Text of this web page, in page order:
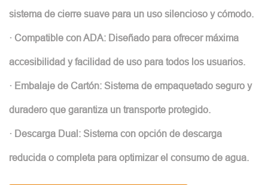
sistema de cierre suave para un uso silencioso y cómodo.
· Compatible con ADA: Diseñado para ofrecer máxima
accesibilidad y facilidad de uso para todos los usuarios.
· Embalaje de Cartón: Sistema de empaquetado seguro y
duradero que garantiza un transporte protegido.
· Descarga Dual: Sistema con opción de descarga
reducida o completa para optimizar el consumo de agua.